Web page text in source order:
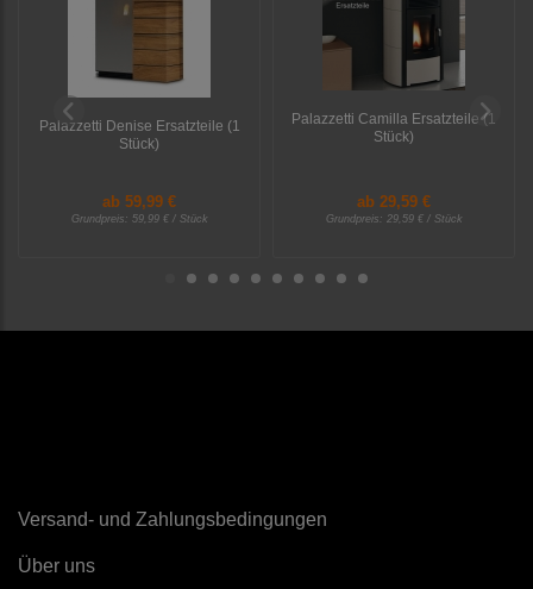
Palazzetti Denise Ersatzteile (1
Stück)
ab 59,99 €
Grundpreis: 59,99 € / Stück
Palazzetti Camilla Ersatzteile (1
Stück)
ab 29,59 €
Grundpreis: 29,59 € / Stück
Versand- und Zahlungsbedingungen
Über uns